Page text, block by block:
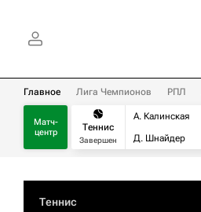
Главное Лига Чемпионов РПЛ
Матч-
центр
Теннис
Завершен
А. Калинская
Д. Шнайдер
Теннис